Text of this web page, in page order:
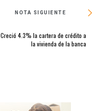
NOTA SIGUIENTE
Creció 4.3% la cartera de crédito a
la vivienda de la banca